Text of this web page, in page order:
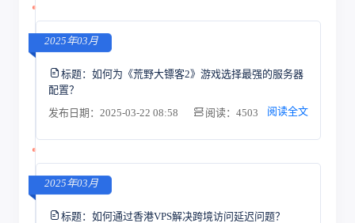
2025年03月
标题： 如何为《荒野大镖客2》游戏选择最强的服务器
配置？
发布日期：2025-03-22 08:58
阅读：4503 阅读全文
2025年03月
标题： 如何通过香港VPS解决跨境访问延迟问题？